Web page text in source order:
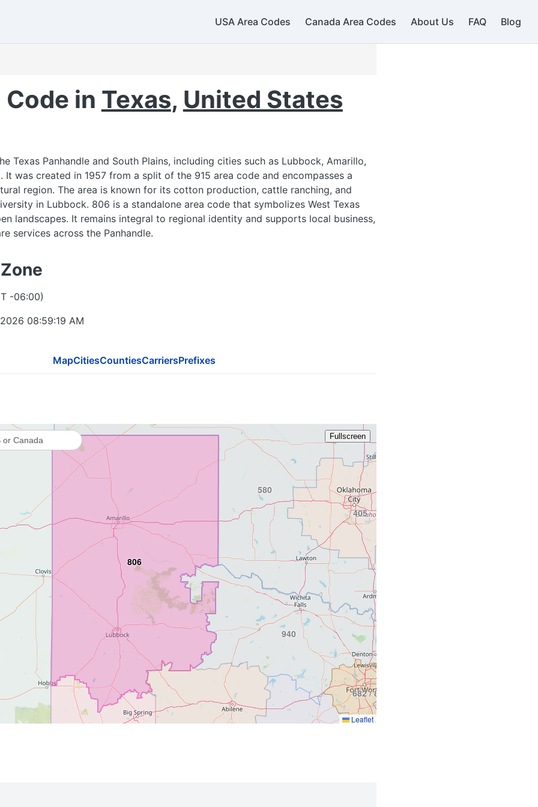
USA Area Codes Canada Area Codes About Us FAQ Blog
in Texas, United States
Texas Panhandle and South Plains, including cities such as Lubbock, Amarillo,
It was created in 1957 from a split of the 915 area code and encompasses a
region. The area is known for its cotton production, cattle ranching, and
in Lubbock. 806 is a standalone area code that symbolizes West Texas
landscapes. It remains integral to regional identity and supports local business,
services across the Panhandle.
-06:00)
08:59:19 AM
MapCitiesCountiesCarriersPrefixes
806
405
940
580
682 / 817
Leaflet
Fullscreen